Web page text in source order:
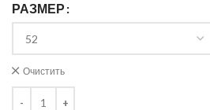
РАЗМЕР
Очистить